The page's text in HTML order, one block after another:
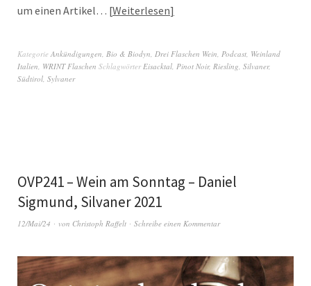
um einen Artikel… Weiterlesen
Kategorie Ankündigungen, Bio & Biodyn, Drei Flaschen Wein, Podcast, Weinland
Italien, WRINT Flaschen SchlagwörterEisacktal, Pinot Noir, Riesling, Silvaner,
Südtirol, Sylvaner
OVP241 – Wein am Sonntag – Daniel
Sigmund, Silvaner 2021
12/Mai/24 von Christoph Raffelt Schreibe einen Kommentar